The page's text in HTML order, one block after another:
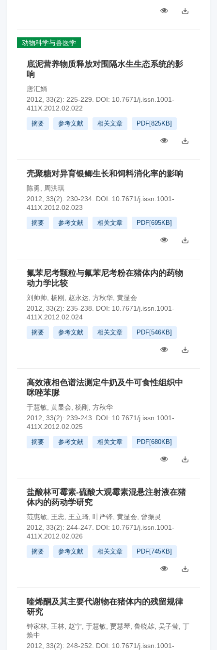
动物科学与兽医学
底泥营养物质释放对围隔水生生态系统的影
响
唐汇娟
2012, 33(2): 225-229.
DOI: 10.7671/j.issn.1001-
411X.2012.02.022
摘要 参考文献 相关文章 PDF[825KB]
壳聚糖对异育银鲫生长和饲料消化率的影响
陈勇
周洪琪
2012, 33(2): 230-234. DOI: 10.7671/j.issn.1001-
411X.2012.02.023
摘要 参考文献 相关文章 PDF[695KB]
氟苯尼考颗粒与氟苯尼考粉在猪体内的药物
动力学比较
刘帅帅 杨刚 赵永达 方秋华 黄显会
2012, 33(2): 235-238.
DOI: 10.7671/j.issn.1001-
411X.2012.02.024
摘要 参考文献 相关文章 PDF[546KB]
高效液相色谱法测定牛奶及牛可食性组织中
咪唑苯脲
于慧敏 黄显会 杨刚
方秋华
2012, 33(2): 239-243.
DOI: 10.7671/j.issn.1001-
411X.2012.02.025
摘要 参考文献 相关文章 PDF[680KB]
盐酸林可霉素-硫酸大观霉素混悬注射液在猪
体内的药动学研究
范惠敏 王忠 王立琦 叶严锋 黄显会
曾振灵
2012, 33(2): 244-247.
DOI: 10.7671/j.issn.1001-
411X.2012.02.026
摘要 参考文献 相关文章 PDF[745KB]
喹烯酮及其主要代谢物在猪体内的残留规律
研究
钟家林 王林 赵宁 于慧敏 贾慧琴 鲁晓雄 吴子莹 丁
焕中
2012, 33(2): 248-252.
DOI: 10.7671/j.issn.1001-